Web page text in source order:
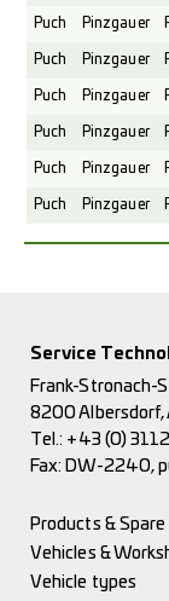
Puch Pinzgauer
Puch Pinzgauer
Puch Pinzgauer
Puch Pinzgauer
Puch Pinzgauer
Puch Pinzgauer
Service
Frank-Stronach-
8200 Albersdorf,
Tel.: +43 (0)
Fax: DW-2240,
Products &
Vehicles &
Vehicle types